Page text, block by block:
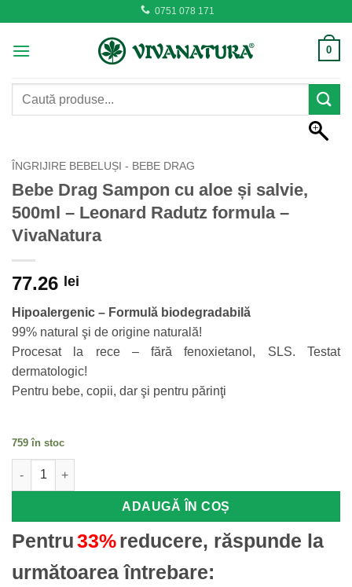
content
0751 078 171
0
Caută
ÎNGRIJIRE BEBELUȘI - BEBE DRAG
Bebe Drag Sampon cu aloe și salvie,
500ml – Leonard Radutz formula –
VivaNatura
77.26 lei
Hipoalergenic – Formulă biodegradabilă
99% natural şi de origine naturală!
Procesat la rece – fără fenoxietanol, SLS. Testat
dermatologic!
Pentru bebe, copii, dar şi pentru părinţi
759 în stoc
Cantitate Bebe Drag Sampon cu aloe și salvie, 500ml –
ADAUGĂ ÎN COȘ
Pentru33%reducere, răspunde la
următoarea întrebare: